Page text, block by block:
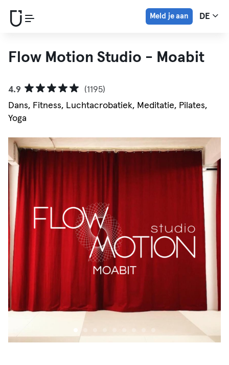
Meld je aan DE
Flow Motion Studio - Moabit
4.9
(1195)
Dans, Fitness, Luchtacrobatiek, Meditatie, Pilates,
Yoga